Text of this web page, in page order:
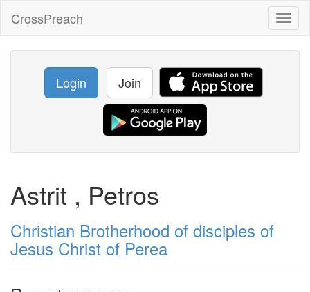
CrossPreach
Login Join
Astrit , Petros
Christian Brotherhood of disciples of
Jesus Christ of Perea